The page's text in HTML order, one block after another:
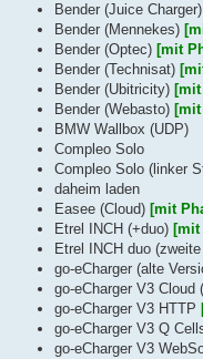
Bender (Juice Charger)
Bender (Mennekes)
Bender (Optec) [mit
Bender (Technisat)
Bender (Ubitricity)
Bender (Webasto)
BMW Wallbox (UDP)
Compleo Solo
Compleo Solo (linker
daheim laden
Easee (Cloud) [mit
Etrel INCH (+duo)
Etrel INCH duo
go-eCharger (alte
go-eCharger V3 Cloud
go-eCharger V3 HTTP
go-eCharger V3 Q
go-eCharger V3